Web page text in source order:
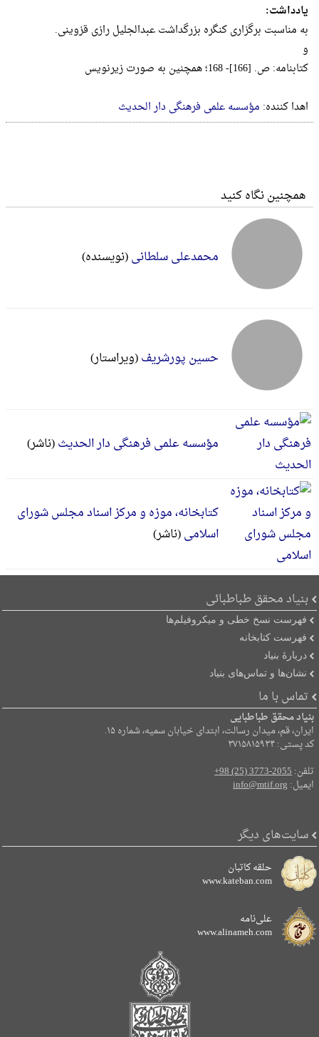
یادداشت:
به مناسبت برگزاری کنگره بزرگداشت عبدالجلیل رازی‌ قزوینی.
و
کتابنامه: ص. [166]- 168؛ همچنین به صورت زیرنویس
اهدا کننده: مؤسسه علمی فرهنگی دار الحدیث
همچنین نگاه کنید
محمدعلی سلطانی(نویسنده)
حسین پورشریف(ویراستار)
مؤسسه علمی فرهنگی دار الحدیث(ناشر)
کتابخانه، موزه و مرکز اسناد مجلس شورای
اسلامی(ناشر)
بنیاد محقق طباطبائی
فهرست نسخ خطی و میکروفیلم‌ها
فهرست کتابخانه
دربارۀ بنیاد
نشان‌ها و تماس‌های بنیاد
تماس با ما
بنیاد محقق طباطبایی
ایران، قم، میدان رسالت، ابتدای خیابان سمیه، شماره ۱۵.
کد پستی: ۳۷۱۵۸۱۵۹۳۴
تلفن:+98 (25) 3773-2055
ایمیل:info@mtif.org
سایت‌های دیگر
حلقه کاتبان
www.kateban.com
علی‌نامه
www.alinameh.com